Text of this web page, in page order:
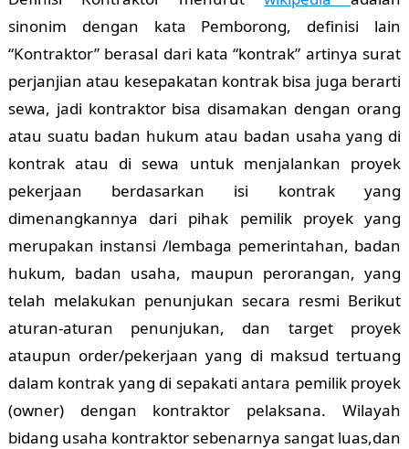
sinonim dengan kata Pemborong, definisi lain
“Kontraktor” berasal dari kata “kontrak” artinya surat
perjanjian atau kesepakatan kontrak bisa juga berarti
sewa, jadi kontraktor bisa disamakan dengan orang
atau suatu badan hukum atau badan usaha yang di
kontrak atau di sewa untuk menjalankan proyek
pekerjaan berdasarkan isi kontrak yang
dimenangkannya dari pihak pemilik proyek yang
merupakan instansi /lembaga pemerintahan, badan
hukum, badan usaha, maupun perorangan, yang
telah melakukan penunjukan secara resmi Berikut
aturan-aturan penunjukan, dan target proyek
ataupun order/pekerjaan yang di maksud tertuang
dalam kontrak yang di sepakati antara pemilik proyek
(owner) dengan kontraktor pelaksana. Wilayah
bidang usaha kontraktor sebenarnya sangat luas,dan